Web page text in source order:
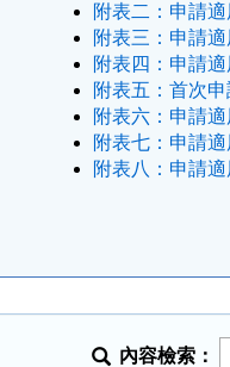
附表二：申請
附表三：申請
附表四：申請
附表五：首次
附表六：申請
附表七：申請
附表八：申請
內容檢索：